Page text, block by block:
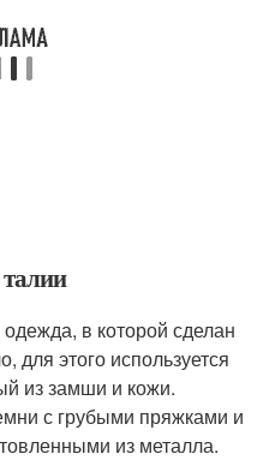
в которой сделан
для этого используется
из замши и кожи.
с грубыми пряжками и
из металла.